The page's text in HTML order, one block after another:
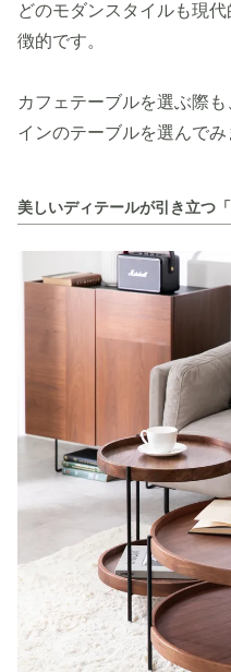
どのモダンスタイルも現
徴的です。
カフェテーブルを選ぶ際
インのテーブルを選んでみ
美しいディテールが引き立つ